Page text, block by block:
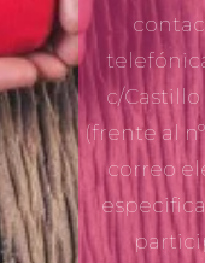
c/Castillo
(frente al
correo